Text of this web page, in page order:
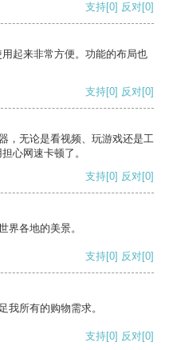
支持[0] 反对[0]
起来非常方便。功能的布局也
支持[0] 反对[0]
，无论是看视频、玩游戏还是工
心网速卡顿了。
支持[0] 反对[0]
界各地的美景。
支持[0] 反对[0]
我所有的购物需求。
支持[0] 反对[0]